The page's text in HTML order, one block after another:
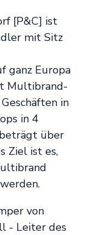
[P&C] ist
mit Sitz
ganz Europa
Multibrand-
in
in 4
über
Ziel ist es,
von
- Leiter des